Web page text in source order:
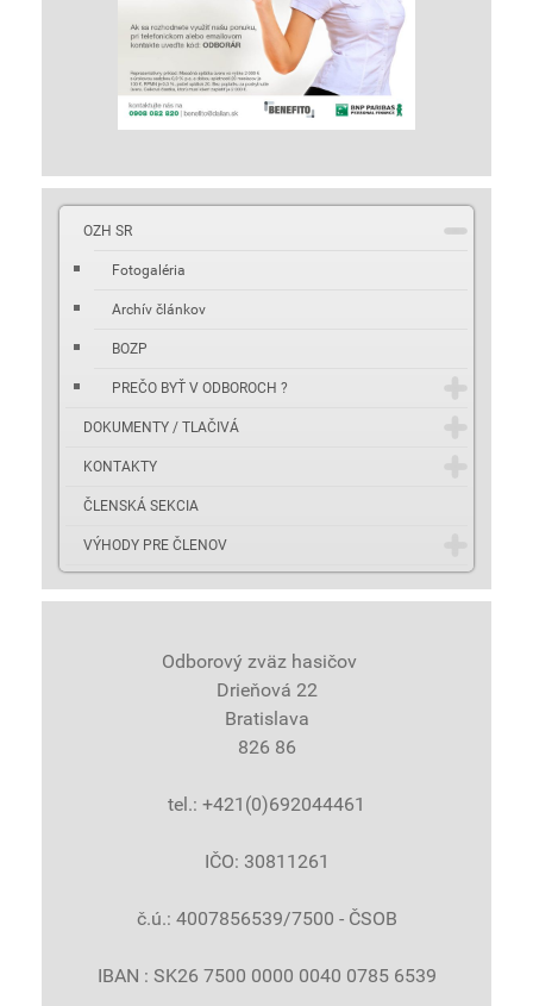
OZH SR
Fotogaléria
Archív článkov
BOZP
PREČO BYŤ V ODBOROCH ?
DOKUMENTY / TLAČIVÁ
KONTAKTY
ČLENSKÁ SEKCIA
VÝHODY PRE ČLENOV
Odborový zväz hasičov
Drieňová 22
Bratislava
826 86
tel.: +421(0)692044461
IČO: 30811261
č.ú.: 4007856539/7500 - ČSOB
IBAN : SK26 7500 0000 0040 0785 6539